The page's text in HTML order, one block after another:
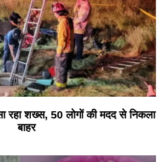
रहा शख्स, 50 लोगों की मदद से निकला
बाहर